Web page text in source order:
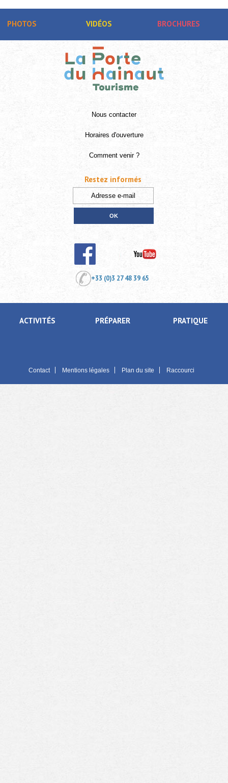
PHOTOS VIDÉOS BROCHURES
Nous contacter
Horaires d'ouverture
Comment venir ?
+33 (0)3 27 48 39 65
ACTIVITÉS PRÉPARER PRATIQUE
Contact Mentions légales Plan du site Raccourci
Restez informés